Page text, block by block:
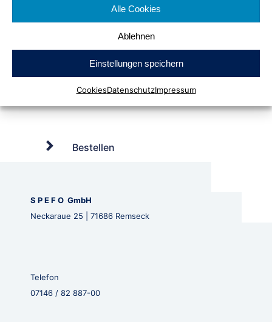
Alle Cookies
Ablehnen
Einstellungen speichern
CookiesDatenschutzImpressum
100% recyclebar
Bestellen
S P E F O GmbH
Neckaraue 25 | 71686 Remseck
Telefon
07146 / 82 887-00